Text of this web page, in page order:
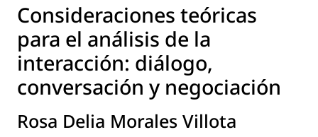
Consideraciones teóricas
para el análisis de la
interacción: diálogo,
conversación y negociación
Rosa Delia Morales Villota